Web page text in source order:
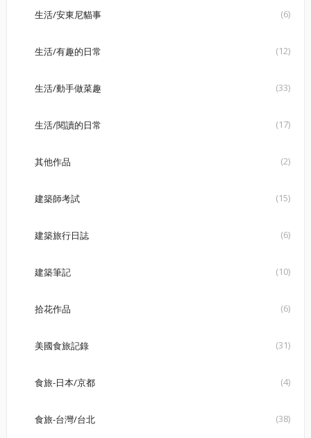
生活/安東尼貓事 (6)
生活/有趣的日常 (12)
生活/動手做菜趣 (33)
生活/閱讀的日常 (17)
其他作品 (2)
建築師考試 (15)
建築旅行日誌 (6)
建築筆記 (10)
拾花作品 (6)
美國食旅記錄 (31)
食旅-日本/京都 (4)
食旅-台灣/台北 (38)